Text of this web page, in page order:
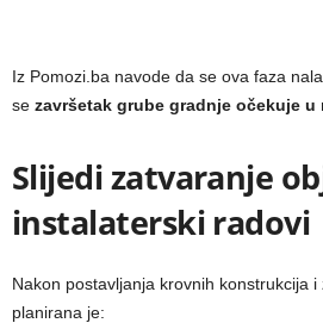
Iz Pomozi.ba navode da se ova faza
se završetak grube gradnje očekuje u
Slijedi zatvaranje
instalaterski radovi
Nakon postavljanja krovnih konstrukcija i
planirana je: